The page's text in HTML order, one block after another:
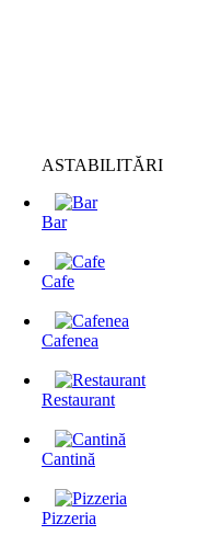
ASTABILITĂRI
Bar
Cafe
Cafenea
Restaurant
Cantină
Pizzeria